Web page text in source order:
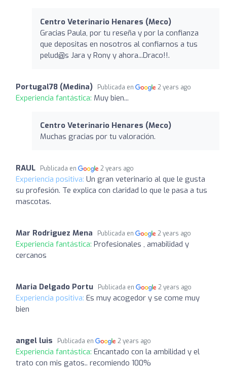
Centro Veterinario Henares (Meco)
Gracias Paula, por tu reseña y por la confianza
que depositas en nosotros al confiarnos a tus
pelud@s Jara y Rony y ahora...Draco!!.
Portugal78 (Medina) Publicada en 2 years ago
Experiencia fantástica: Muy bien...
Centro Veterinario Henares (Meco)
Muchas gracias por tu valoración.
RAUL Publicada en 2 years ago
Experiencia positiva: Un gran veterinario al que le gusta
su profesión. Te explica con claridad lo que le pasa a tus
mascotas.
Mar Rodriguez Mena Publicada en 2 years ago
Experiencia fantástica: Profesionales , amabilidad y
cercanos
Maria Delgado Portu Publicada en 2 years ago
Experiencia positiva: Es muy acogedor y se come muy
bien
angel luis Publicada en 2 years ago
Experiencia fantástica: Encantado con la ambilidad y el
trato con mis gatos.. recomiendo 100%